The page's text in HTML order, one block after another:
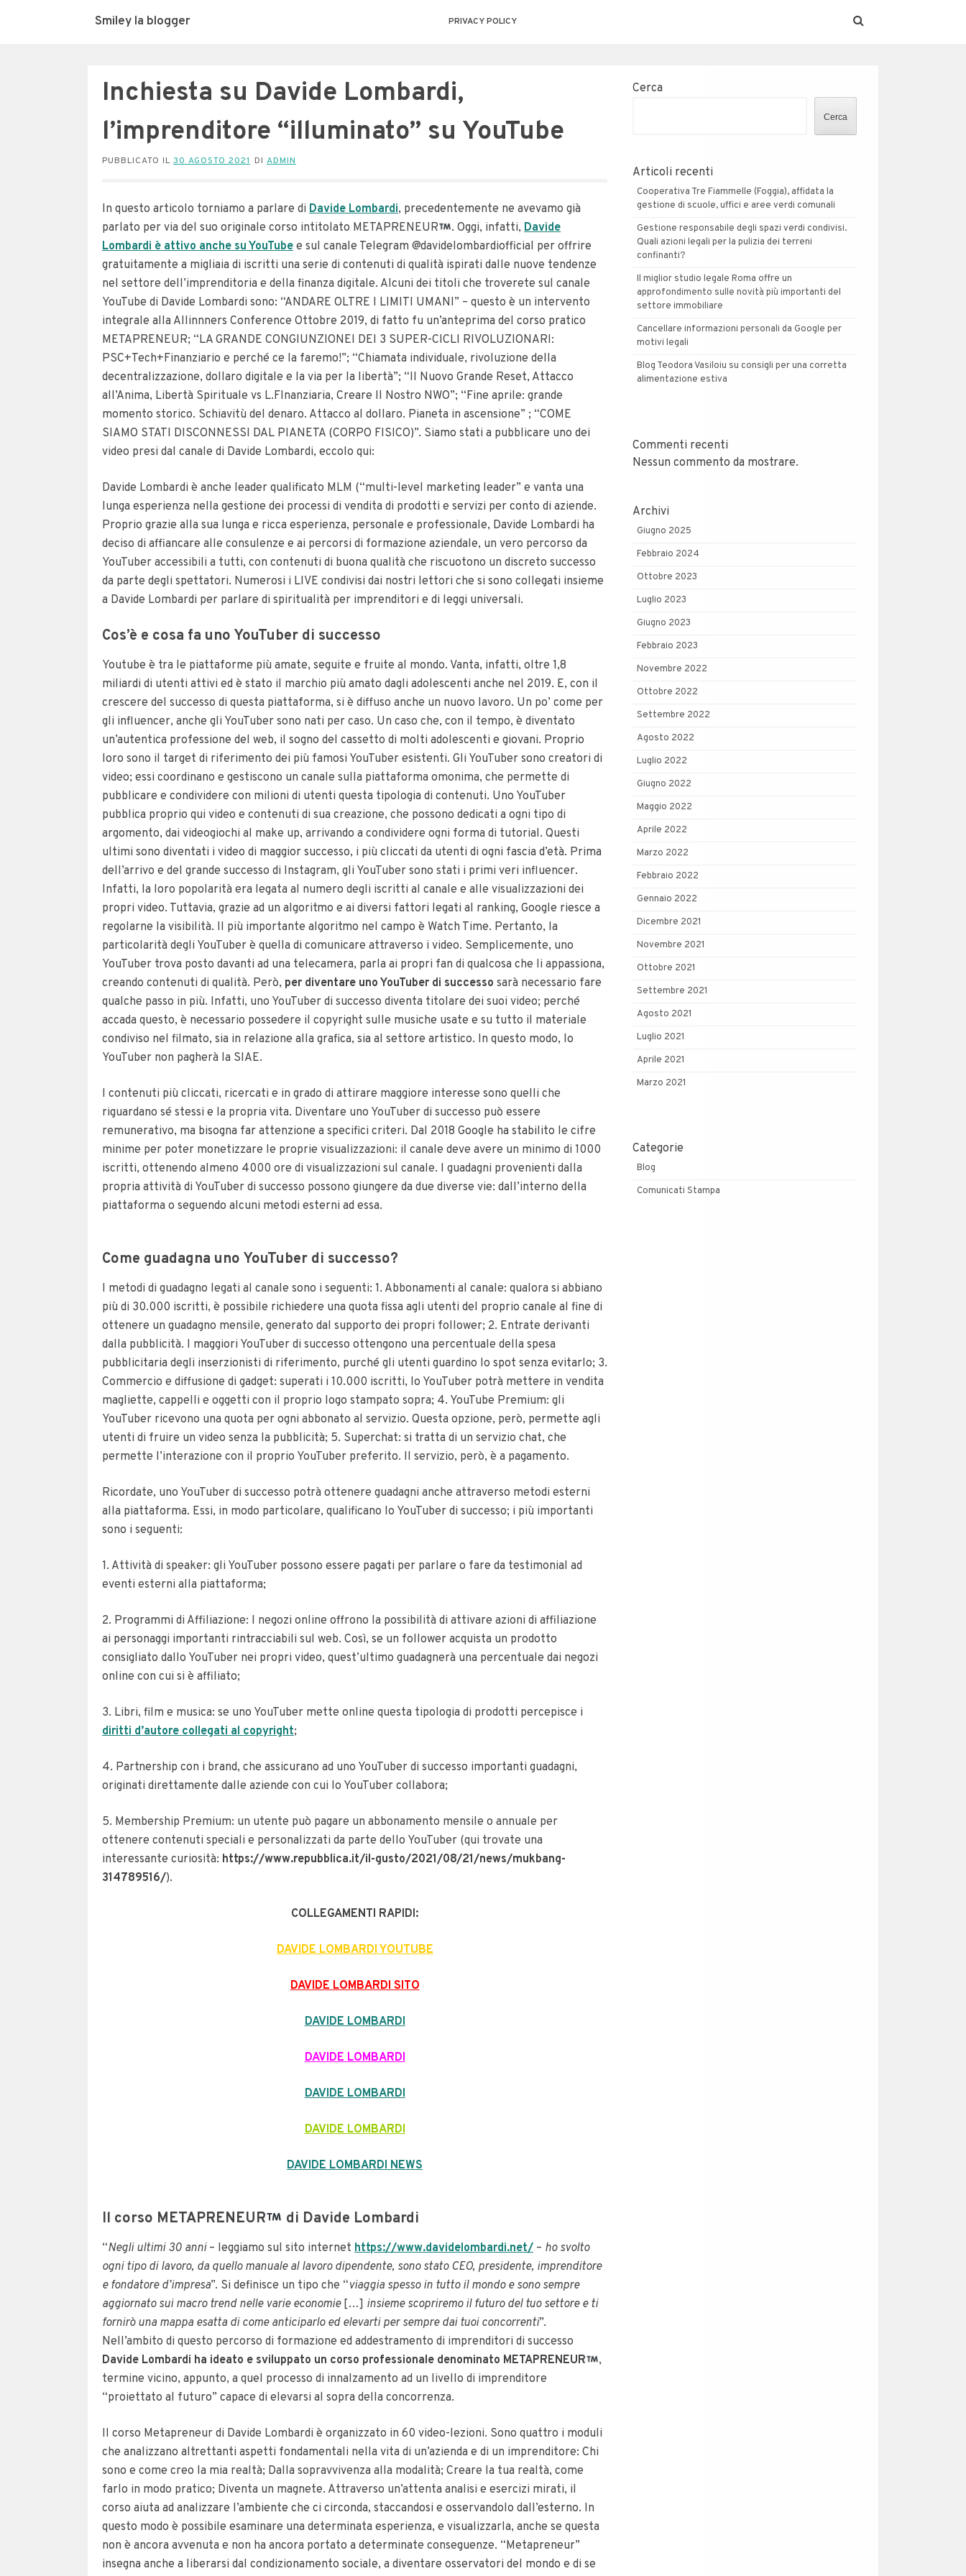
Smiley la blogger PRIVACY POLICY
Inchiesta su Davide Lombardi,
l’imprenditore “illuminato” su YouTube
PUBBLICATO IL 30 AGOSTO 2021 DI ADMIN
In questo articolo torniamo a parlare di Davide Lombardi, precedentemente ne avevamo già
parlato per via del suo originale corso intitolato METAPRENEUR
. Oggi, infatti,Davide
Lombardi è attivo anche su YouTube e sul canale Telegram @davidelombardiofficial per offrire
gratuitamente a migliaia di iscritti una serie di contenuti di qualità ispirati dalle nuove tendenze
nel settore dell’imprenditoria e della finanza digitale. Alcuni dei titoli che troverete sul canale
YouTube di Davide Lombardi sono: “ANDARE OLTRE I LIMITI UMANI” – questo è un intervento
integrale alla Allinnners Conference Ottobre 2019, di fatto fu un’anteprima del corso pratico
METAPRENEUR; “LA GRANDE CONGIUNZIONEI DEI 3 SUPER-CICLI RIVOLUZIONARI:
PSC+Tech+Finanziario e perché ce la faremo!”; “Chiamata individuale, rivoluzione della
decentralizzazione, dollaro digitale e la via per la libertà”; “Il Nuovo Grande Reset, Attacco
all’Anima, Libertà Spirituale vs L.FInanziaria, Creare Il Nostro NWO”; “Fine aprile: grande
momento storico. Schiavitù del denaro. Attacco al dollaro. Pianeta in ascensione” ; “COME
SIAMO STATI DISCONNESSI DAL PIANETA (CORPO FISICO)”. Siamo stati a pubblicare uno dei
video presi dal canale di Davide Lombardi, eccolo qui:
Davide Lombardi è anche leader qualificato MLM (“multi-level marketing leader” e vanta una
lunga esperienza nella gestione dei processi di vendita di prodotti e servizi per conto di aziende.
Proprio grazie alla sua lunga e ricca esperienza, personale e professionale, Davide Lombardi ha
deciso di affiancare alle consulenze e ai percorsi di formazione aziendale, un vero percorso da
YouTuber accessibili a tutti, con contenuti di buona qualità che riscuotono un discreto successo
da parte degli spettatori. Numerosi i LIVE condivisi dai nostri lettori che si sono collegati insieme
a Davide Lombardi per parlare di spiritualità per imprenditori e di leggi universali.
Cos’è e cosa fa uno YouTuber di successo
Youtube è tra le piattaforme più amate, seguite e fruite al mondo. Vanta, infatti, oltre 1,8
miliardi di utenti attivi ed è stato il marchio più amato dagli adolescenti anche nel 2019. E, con il
crescere del successo di questa piattaforma, si è diffuso anche un nuovo lavoro. Un po’ come per
gli influencer, anche gli YouTuber sono nati per caso. Un caso che, con il tempo, è diventato
un’autentica professione del web, il sogno del cassetto di molti adolescenti e giovani. Proprio
loro sono il target di riferimento dei più famosi YouTuber esistenti. Gli YouTuber sono creatori di
video; essi coordinano e gestiscono un canale sulla piattaforma omonima, che permette di
pubblicare e condividere con milioni di utenti questa tipologia di contenuti. Uno YouTuber
pubblica proprio qui video e contenuti di sua creazione, che possono dedicati a ogni tipo di
argomento, dai videogiochi al make up, arrivando a condividere ogni forma di tutorial. Questi
ultimi sono diventati i video di maggior successo, i più cliccati da utenti di ogni fascia d’età. Prima
dell’arrivo e del grande successo di Instagram, gli YouTuber sono stati i primi veri influencer.
Infatti, la loro popolarità era legata al numero degli iscritti al canale e alle visualizzazioni dei
propri video. Tuttavia, grazie ad un algoritmo e ai diversi fattori legati al ranking, Google riesce a
regolarne la visibilità. Il più importante algoritmo nel campo è Watch Time. Pertanto, la
particolarità degli YouTuber è quella di comunicare attraverso i video. Semplicemente, uno
YouTuber trova posto davanti ad una telecamera, parla ai propri fan di qualcosa che li appassiona,
creando contenuti di qualità. Però, per diventare uno YouTuber di successo sarà necessario fare
qualche passo in più. Infatti, uno YouTuber di successo diventa titolare dei suoi video; perché
accada questo, è necessario possedere il copyright sulle musiche usate e su tutto il materiale
condiviso nel filmato, sia in relazione alla grafica, sia al settore artistico. In questo modo, lo
YouTuber non pagherà la SIAE.
I contenuti più cliccati, ricercati e in grado di attirare maggiore interesse sono quelli che
riguardano sé stessi e la propria vita. Diventare uno YouTuber di successo può essere
remunerativo, ma bisogna far attenzione a specifici criteri. Dal 2018 Google ha stabilito le cifre
minime per poter monetizzare le proprie visualizzazioni: il canale deve avere un minimo di 1000
iscritti, ottenendo almeno 4000 ore di visualizzazioni sul canale. I guadagni provenienti dalla
propria attività di YouTuber di successo possono giungere da due diverse vie: dall’interno della
piattaforma o seguendo alcuni metodi esterni ad essa.
Come guadagna uno YouTuber di successo?
I metodi di guadagno legati al canale sono i seguenti: 1. Abbonamenti al canale: qualora si abbiano
più di 30.000 iscritti, è possibile richiedere una quota fissa agli utenti del proprio canale al fine di
ottenere un guadagno mensile, generato dal supporto dei propri follower; 2. Entrate derivanti
dalla pubblicità. I maggiori YouTuber di successo ottengono una percentuale della spesa
pubblicitaria degli inserzionisti di riferimento, purché gli utenti guardino lo spot senza evitarlo; 3.
Commercio e diffusione di gadget: superati i 10.000 iscritti, lo YouTuber potrà mettere in vendita
magliette, cappelli e oggetti con il proprio logo stampato sopra; 4. YouTube Premium: gli
YouTuber ricevono una quota per ogni abbonato al servizio. Questa opzione, però, permette agli
utenti di fruire un video senza la pubblicità; 5. Superchat: si tratta di un servizio chat, che
permette l’interazione con il proprio YouTuber preferito. Il servizio, però, è a pagamento.
Ricordate, uno YouTuber di successo potrà ottenere guadagni anche attraverso metodi esterni
alla piattaforma. Essi, in modo particolare, qualificano lo YouTuber di successo; i più importanti
sono i seguenti:
1. Attività di speaker: gli YouTuber possono essere pagati per parlare o fare da testimonial ad
eventi esterni alla piattaforma;
2. Programmi di Affiliazione: I negozi online offrono la possibilità di attivare azioni di affiliazione
ai personaggi importanti rintracciabili sul web. Così, se un follower acquista un prodotto
consigliato dallo YouTuber nei propri video, quest’ultimo guadagnerà una percentuale dai negozi
online con cui si è affiliato;
3. Libri, film e musica: se uno YouTuber mette online questa tipologia di prodotti percepisce i
diritti d’autore collegati al copyright;
4. Partnership con i brand, che assicurano ad uno YouTuber di successo importanti guadagni,
originati direttamente dalle aziende con cui lo YouTuber collabora;
5. Membership Premium: un utente può pagare un abbonamento mensile o annuale per
ottenere contenuti speciali e personalizzati da parte dello YouTuber (qui trovate una
interessante curiosità: https://www.repubblica.it/il-gusto/2021/08/21/news/mukbang-
314789516/).
COLLEGAMENTI RAPIDI:
DAVIDE LOMBARDI YOUTUBE
DAVIDE LOMBARDI SITO
DAVIDE LOMBARDI
DAVIDE LOMBARDI
DAVIDE LOMBARDI
DAVIDE LOMBARDI
DAVIDE LOMBARDI NEWS
Il corso METAPRENEUR di Davide Lombardi
“Negli ultimi 30 anni – leggiamo sul sito internet https://www.davidelombardi.net/ – ho svolto
ogni tipo di lavoro, da quello manuale al lavoro dipendente, sono stato CEO, presidente, imprenditore
e fondatore d’impresa”. Si definisce un tipo che “viaggia spesso in tutto il mondo e sono sempre
aggiornato sui macro trend nelle varie economie[…] insieme scopriremo il futuro del tuo settore e ti
fornirò una mappa esatta di come anticiparlo ed elevarti per sempre dai tuoi concorrenti”.
Nell’ambito di questo percorso di formazione ed addestramento di imprenditori di successo
Davide Lombardi ha ideato e sviluppato un corso professionale denominato METAPRENEUR
,
termine vicino, appunto, a quel processo di innalzamento ad un livello di imprenditore
“proiettato al futuro” capace di elevarsi al sopra della concorrenza.
Il corso Metapreneur di Davide Lombardi è organizzato in 60 video-lezioni. Sono quattro i moduli
che analizzano altrettanti aspetti fondamentali nella vita di un’azienda e di un imprenditore: Chi
sono e come creo la mia realtà; Dalla sopravvivenza alla modalità; Creare la tua realtà, come
farlo in modo pratico; Diventa un magnete. Attraverso un’attenta analisi e esercizi mirati, il
corso aiuta ad analizzare l’ambiente che ci circonda, staccandosi e osservandolo dall’esterno. In
questo modo è possibile esaminare una determinata esperienza, e visualizzarla, anche se questa
non è ancora avvenuta e non ha ancora portato a determinate conseguenze. “Metapreneur”
insegna anche a liberarsi dal condizionamento sociale, a diventare osservatori del mondo e di se
Cerca
Cerca
Articoli recenti
Cooperativa Tre Fiammelle (Foggia), affidata la
gestione di scuole, uffici e aree verdi comunali
Gestione responsabile degli spazi verdi condivisi.
Quali azioni legali per la pulizia dei terreni
confinanti?
Il miglior studio legale Roma offre un
approfondimento sulle novità più importanti del
settore immobiliare
Cancellare informazioni personali da Google per
motivi legali
Blog Teodora Vasiloiu su consigli per una corretta
alimentazione estiva
Commenti recenti
Nessun commento da mostrare.
Archivi
Giugno 2025
Febbraio 2024
Ottobre 2023
Luglio 2023
Giugno 2023
Febbraio 2023
Novembre 2022
Ottobre 2022
Settembre 2022
Agosto 2022
Luglio 2022
Giugno 2022
Maggio 2022
Aprile 2022
Marzo 2022
Febbraio 2022
Gennaio 2022
Dicembre 2021
Novembre 2021
Ottobre 2021
Settembre 2021
Agosto 2021
Luglio 2021
Aprile 2021
Marzo 2021
Categorie
Blog
Comunicati Stampa